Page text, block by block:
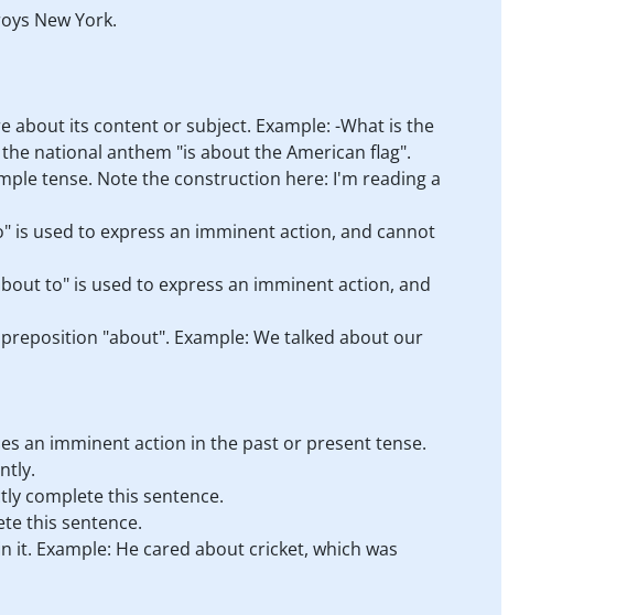
New York.
about its content or subject. Example: -What is the
national anthem "is about the American flag".
tense. Note the construction here: I'm reading a
is used to express an imminent action, and cannot
to" is used to express an imminent action, and
"about". Example: We talked about our
an imminent action in the past or present tense.
complete this sentence.
this sentence.
Example: He cared about cricket, which was